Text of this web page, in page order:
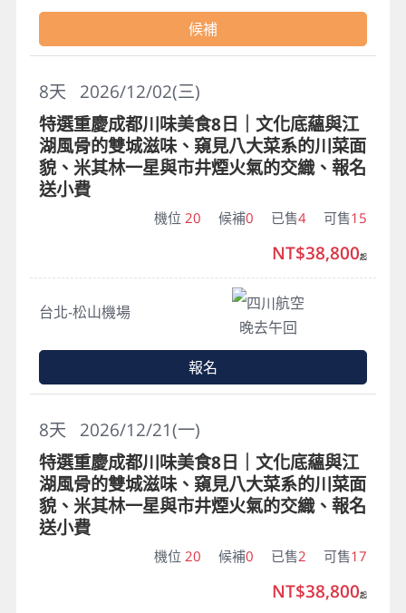
候補
2026/12/02(三)
8天
特選重慶成都川味美食8日｜文化底蘊與江
湖風骨的雙城滋味、窺見八大菜系的川菜面
貌、米其林一星與市井煙火氣的交織、報名
送小費
機位 20 候補0 已售4 可售15
台北-松山機場
四川航空
晚去午回
NT$38,800起
報名
2026/12/21(一)
8天
特選重慶成都川味美食8日｜文化底蘊與江
湖風骨的雙城滋味、窺見八大菜系的川菜面
貌、米其林一星與市井煙火氣的交織、報名
送小費
機位 20 候補0 已售2 可售17
NT$38,800起